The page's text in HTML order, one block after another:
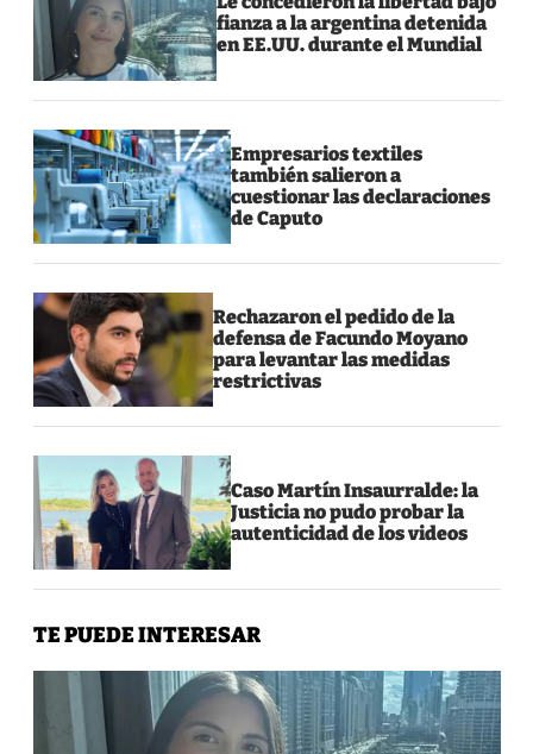
fianza a la argentina detenida
en EE.UU. durante el Mundial
Empresarios textiles
también salieron a
cuestionar las declaraciones
de Caputo
Rechazaron el pedido de la
defensa de Facundo Moyano
para levantar las medidas
restrictivas
Caso Martín Insaurralde: la
Justicia no pudo probar la
autenticidad de los videos
TE PUEDE INTERESAR